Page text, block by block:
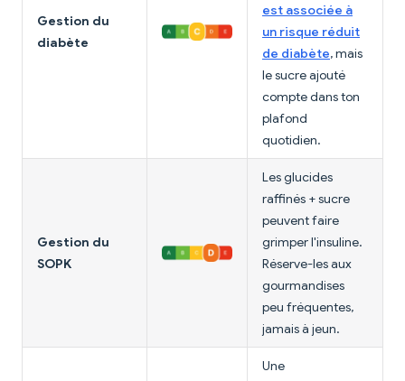
Gestion du
diabète
est associée à
un risque réduit
de diabète, mais
le sucre ajouté
compte dans ton
plafond
quotidien.
Gestion du
SOPK
Les glucides
raffinés + sucre
peuvent faire
grimper l'insuline.
Réserve-les aux
gourmandises
peu fréquentes,
jamais à jeun.
Une